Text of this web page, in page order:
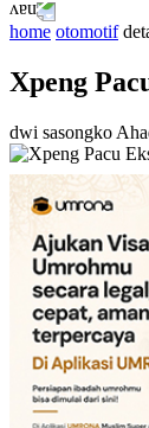
home otomotif
Xpeng
dwi sasongko